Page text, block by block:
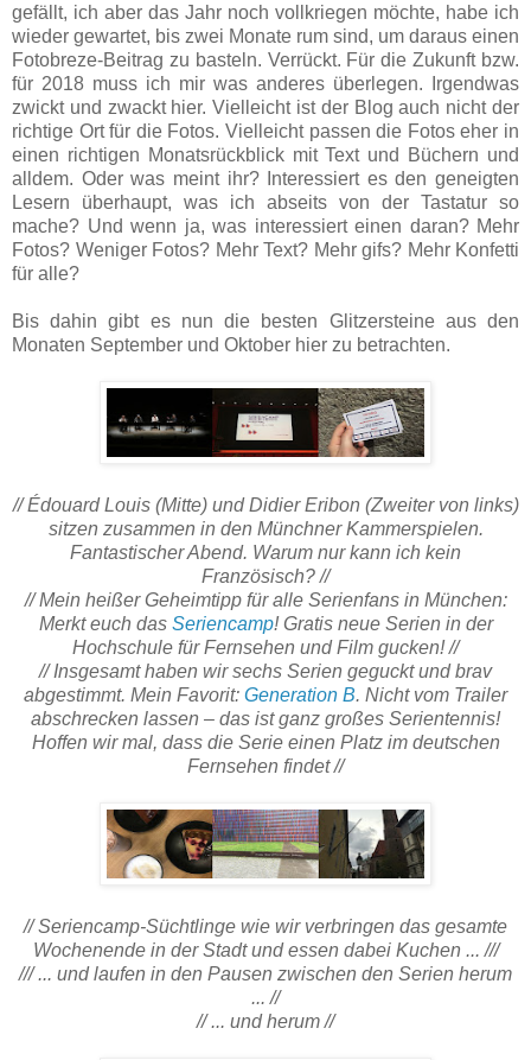
gefällt, ich aber das Jahr noch vollkriegen möchte, habe ich
wieder gewartet, bis zwei Monate rum sind, um daraus einen
Fotobreze-Beitrag zu basteln. Verrückt. Für die Zukunft bzw.
für 2018 muss ich mir was anderes überlegen. Irgendwas
zwickt und zwackt hier. Vielleicht ist der Blog auch nicht der
richtige Ort für die Fotos. Vielleicht passen die Fotos eher in
einen richtigen Monatsrückblick mit Text und Büchern und
alldem. Oder was meint ihr? Interessiert es den geneigten
Lesern überhaupt, was ich abseits von der Tastatur so
mache? Und wenn ja, was interessiert einen daran? Mehr
Fotos? Weniger Fotos? Mehr Text? Mehr gifs? Mehr Konfetti
für alle?
Bis dahin gibt es nun die besten Glitzersteine aus den
Monaten September und Oktober hier zu betrachten.
// Édouard Louis (Mitte) und Didier Eribon (Zweiter von links)
sitzen zusammen in den Münchner Kammerspielen.
Fantastischer Abend. Warum nur kann ich kein
Französisch? //
// Mein heißer Geheimtipp für alle Serienfans in München:
Merkt euch das Seriencamp! Gratis neue Serien in der
Hochschule für Fernsehen und Film gucken! //
// Insgesamt haben wir sechs Serien geguckt und brav
abgestimmt. Mein Favorit: Generation B. Nicht vom Trailer
abschrecken lassen – das ist ganz großes Serientennis!
Hoffen wir mal, dass die Serie einen Platz im deutschen
Fernsehen findet //
// Seriencamp-Süchtlinge wie wir verbringen das gesamte
Wochenende in der Stadt und essen dabei Kuchen ... ///
/// ... und laufen in den Pausen zwischen den Serien herum
... //
// ... und herum //